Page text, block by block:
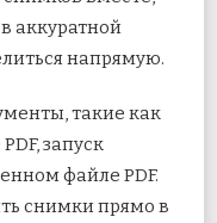
аккуратной
напрямую.
такие как
запуск
файле PDF.
снимки прямо в